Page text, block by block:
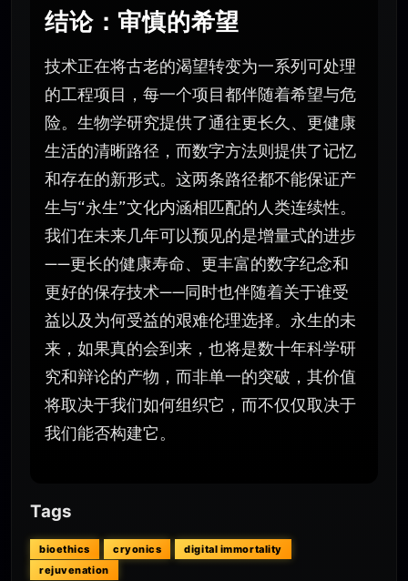
结论：审慎的希望
技术正在将古老的渴望转变为一系列可处理
的工程项目，每一个项目都伴随着希望与危
险。生物学研究提供了通往更长久、更健康
生活的清晰路径，而数字方法则提供了记忆
和存在的新形式。这两条路径都不能保证产
生与“永生”文化内涵相匹配的人类连续性。
我们在未来几年可以预见的是增量式的进步
——更长的健康寿命、更丰富的数字纪念和
更好的保存技术——同时也伴随着关于谁受
益以及为何受益的艰难伦理选择。永生的未
来，如果真的会到来，也将是数十年科学研
究和辩论的产物，而非单一的突破，其价值
将取决于我们如何组织它，而不仅仅取决于
我们能否构建它。
Tags
bioethics cryonics
digital immortality
rejuvenation